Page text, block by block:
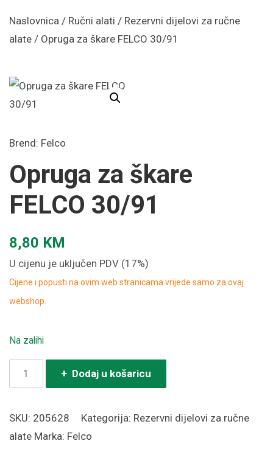
Naslovnica / Ručni alati / Rezervni dijelovi za ručne
alate / Opruga za škare FELCO 30/91
Brend: Felco
Opruga za škare
FELCO 30/91
8,80 KM
U cijenu je uključen PDV (17%)
Cijene i popusti na ovim web stranicama vrijede samo za ovaj
webshop.
Na zalihi
Opruga
za
FELCO
30/91
+ Dodaj u košaricu
SKU: 205628 Kategorija: Rezervni dijelovi za ručne
alate Marka: Felco